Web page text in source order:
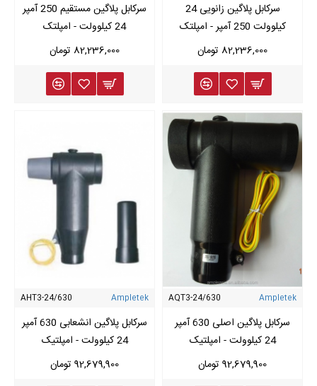
سرکابل پلاگین زانویی 24
کیلوولت 250 آمپر - امپلتک
82,236,000 تومان
سرکابل پلاگین مستقیم 250 آمپر
24 کیلوولت - امپلتک
82,236,000 تومان
Ampletek
AQT3-24/630
سرکابل پلاگین اصلی 630 آمپر
24 کیلوولت - امپلتیک
92,679,900 تومان
Ampletek
AHT3-24/630
سرکابل پلاگین انشعابی 630 آمپر
24 کیلوولت - امپلتیک
92,679,900 تومان